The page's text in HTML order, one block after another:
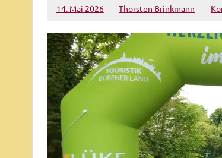
14. Mai 2026 Thorsten Brinkmann